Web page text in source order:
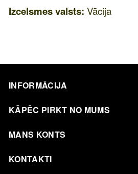
Izcelsmes valsts: Vācija
INFORMĀCIJA
KĀPĒC PIRKT NO MUMS
MANS KONTS
KONTAKTI